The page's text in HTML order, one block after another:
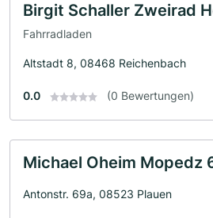
Birgit Schaller Zweirad
Fahrradladen
Altstadt 8, 08468 Reichenbach
0.0 (0 Bewertungen)
Michael Oheim Mopedz
Antonstr. 69a, 08523 Plauen